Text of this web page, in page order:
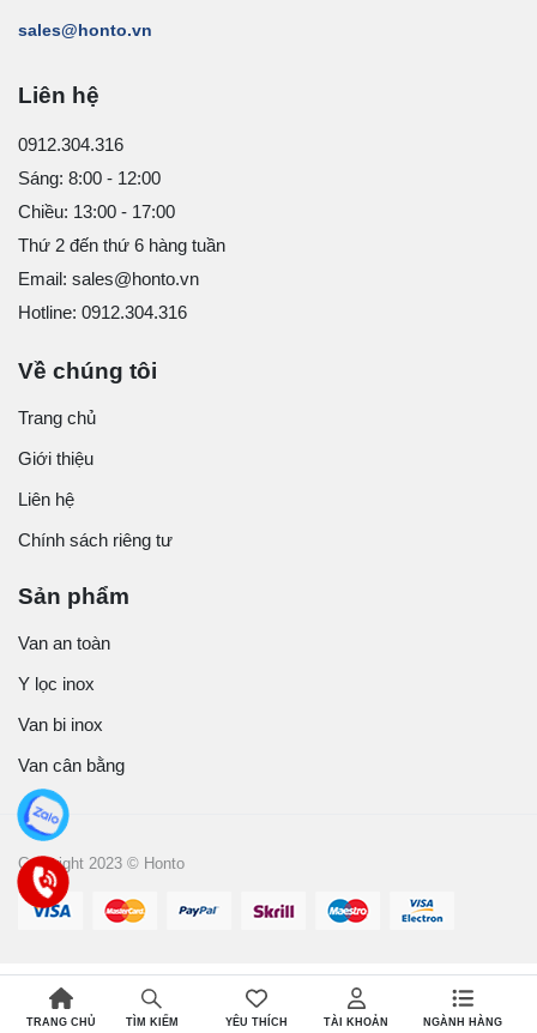
sales@honto.vn
Liên hệ
0912.304.316
Sáng: 8:00 - 12:00
Chiều: 13:00 - 17:00
Thứ 2 đến thứ 6 hàng tuần
Email: sales@honto.vn
Hotline: 0912.304.316
Về chúng tôi
Trang chủ
Giới thiệu
Liên hệ
Chính sách riêng tư
Sản phẩm
Van an toàn
Y lọc inox
Van bi inox
Van cân bằng
Copyright 2023 © Honto
TRANG CHỦ TÌM KIẾM YÊU THÍCH TÀI KHOẢN NGÀNH HÀNG